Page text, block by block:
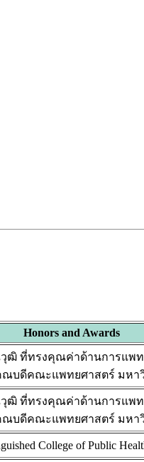
Honors and Awards
ฒิ ที่ทรงคุณค่าด้านการแพ
ณบดีคณะแพทยศาสตร์ มหา
ฒิ ที่ทรงคุณค่าด้านการแพ
ณบดีคณะแพทยศาสตร์ มหา
College of Public